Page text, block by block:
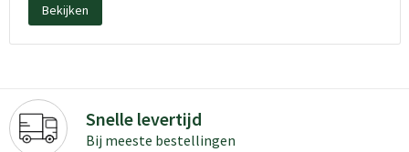
Bekijken
Snelle levertijd
Bij meeste bestellingen